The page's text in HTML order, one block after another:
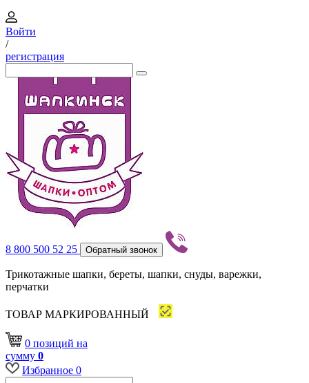
Войти
/
регистрация
8 800 500 52 25 Обратный звонок
Трикотажные шапки, береты, шапки, снуды, варежки,
перчатки
ТОВАР МАРКИРОВАННЫЙ
0 позиций на
сумму 0
Избранное 0